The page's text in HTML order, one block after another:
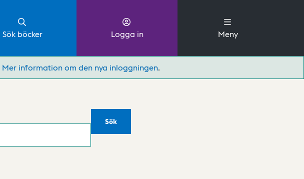
Sök böcker Logga in Meny
Mer information om den nya inloggningen.
Sök